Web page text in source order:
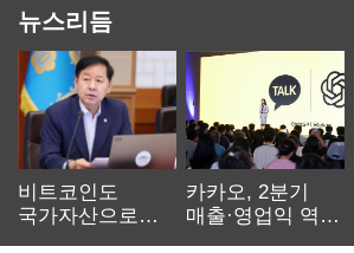
뉴스리듬
비트코인도
국가자산으로…'
카카오, 2분기
매출·영업익 역대